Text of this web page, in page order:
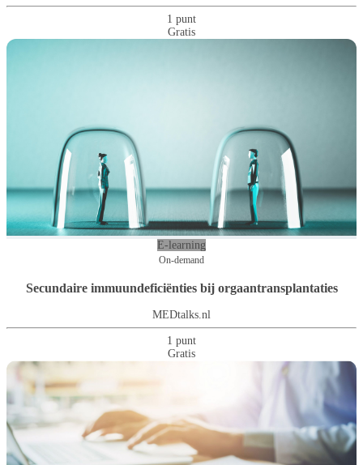
1 punt
Gratis
E-learning
On-demand
Secundaire immuundeficiënties bij orgaantransplantaties
MEDtalks.nl
1 punt
Gratis